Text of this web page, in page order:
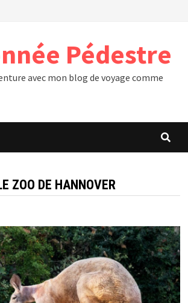
Pédestre
avec mon blog de voyage comme
ZOO DE HANNOVER